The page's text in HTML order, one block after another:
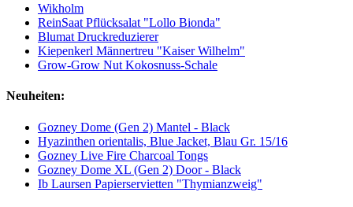
Wikholm
ReinSaat Pflücksalat "Lollo Bionda"
Blumat Druckreduzierer
Kiepenkerl Männertreu "Kaiser Wilhelm"
Grow-Grow Nut Kokosnuss-Schale
Neuheiten:
Gozney Dome (Gen 2) Mantel - Black
Hyazinthen orientalis, Blue Jacket, Blau Gr. 15/16
Gozney Live Fire Charcoal Tongs
Gozney Dome XL (Gen 2) Door - Black
Ib Laursen Papierservietten "Thymianzweig"